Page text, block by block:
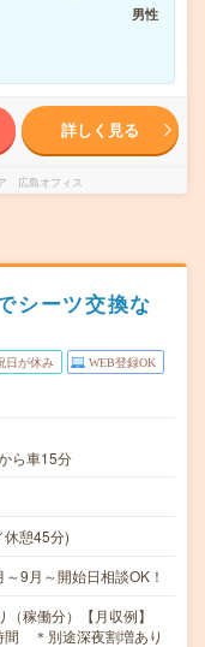
男性
詳しく見る
広島オフィス
シーツ交換な
日が休み WEB登録OK
ら車15分
憩45分)
9月～開始日相談OK！
稼働分）【月収例】
間 ＊別途深夜割増あり